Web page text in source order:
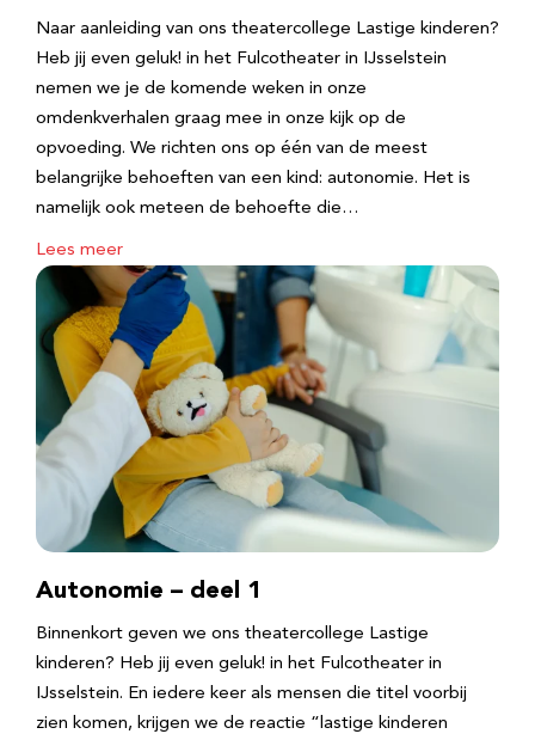
Naar aanleiding van ons theatercollege Lastige kinderen?
Heb jij even geluk! in het Fulcotheater in IJsselstein
nemen we je de komende weken in onze
omdenkverhalen graag mee in onze kijk op de
opvoeding. We richten ons op één van de meest
belangrijke behoeften van een kind: autonomie. Het is
namelijk ook meteen de behoefte die…
Lees meer
Autonomie – deel 1
Binnenkort geven we ons theatercollege Lastige
kinderen? Heb jij even geluk! in het Fulcotheater in
IJsselstein. En iedere keer als mensen die titel voorbij
zien komen, krijgen we de reactie “lastige kinderen